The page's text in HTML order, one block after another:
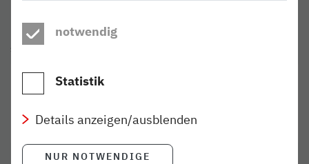
Gewinnspiel
Event
notwendig
Statistik
Details anzeigen/ausblenden
NUR NOTWENDIGE